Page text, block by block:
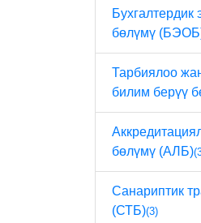
Бухгалтердик
бөлүмү
Тарбиялоо
билим берүү
бөлүмү (АЛБ)
Санариптик
(СТБ)(3)